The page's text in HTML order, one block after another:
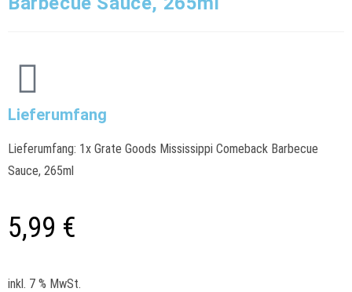
Lieferumfang
Lieferumfang: 1x Grate Goods Mississippi Comeback Barbecue
Sauce, 265ml
5,99 €
inkl. 7 % MwSt.